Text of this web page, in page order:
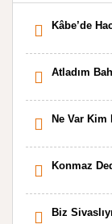
Kâbe’de
Atladım
Ne Var
Konmaz
Biz